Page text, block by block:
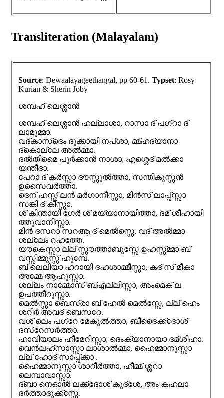
Transliteration (Malayalam)
Source: Dewaalayageethangal, pp 60-61. Typset: Rosy
Kurian & Sherin Joby
ശമ്പഹ് ലെശ്ശാൻ
ശമ്പഹ് ലെശ്ശാൻ ഹല്ലാശാ, റാസാ ദ് പഗ്റാ ദ്
ലാമൂമ്മാ.
വദ്കാസ്ദെം ദൂക്കായി നപ്‌ശാ, മ്മ്ഹദ്യാനാ
ദ്കൊല്ലേ അൽമ്മാ.
ദൽതീമൈ പുർക്കാൻ നാശാ, എശ്ശെദ് മൽക്കാ
യന്തീദാ.
പേറാ ദ് കർസ്സാ ദൗസ്സുൽത്താ, സന്തീകൂസ്സൻ
ഉസൈവർത്താ.
ദെന് ഹസ്സ് ലൻ മർഗാനീസ്സാ, മിൻസ് ലാപ്പ്സ്സാ
സങ്കി ദ് കീസ്സാ.
ശ് കിന്തായി ഗേർ ശ് മയ്യാനായിത്താ, ദമ് ശീഹായി
ത്തുവാനീസ്സാ.
മിൻ ദസറാ സറആ ദ് മെൽസ്സെ, വദ് അൽമ്മാ
ശല്ലേം റഹത്തേ.
യൗകെസ്സാ ല്ല് സ്സൗത്താബൂസ്സേ ഉഹസ്സ്മ്മാ ബ്
വസ്സീമ്മൂസ്സ് ഹൂമ്പേ.
ബ് ലെലിയാ ഹറായി ദഹശാമ്മീസ്സാ, കദ് സ് മീകാ
അമ്മേ ആഹൂസ്സാ.
ശല്ലം നാമ്മോസ് ബ്എല്ലീസ്സാ, അംമെക് ല
ഉപത്തീറൂസ്സാ.
മെൽസ്സാ ബെസ്രാ ബ് ഹേൽ മെൽസ്സേ, ല്ല് ഹെം
ശറീർ അവദ് ബെസറേ.
വശ് ലെം പഗ്റേ മേകുൽത്താ, ബീദൈക്ക്ദോശ്
ദസ്റേസർത്താ.
ഹാവിയാലം ഹീമേറീസ്സാ, ദെംക്യാനായാ ദമ്ശീഹാ.
വെൻലഹ്സാസ്സാ ലാശാൽമ്മാ, ഹൈമ്മാനൂസ്സാ
ല്ല് ഹോദ് സാപ്പ്ക്കാ .
ഹൈമ്മാനൂസ്സാ ശാറീർത്താ, ഹീമ്മ് ശ്ശറാ
ലെമ്പാവാസ്സാ.
ദ്ബാ നെഓൽ ലക്ക്ദോശ് കുദ്ശേ, അം കഹലാ
ദർത്താദൂക്ക്സ്സേ.